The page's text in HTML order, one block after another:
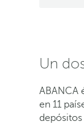
Un
ABANCA
en 11